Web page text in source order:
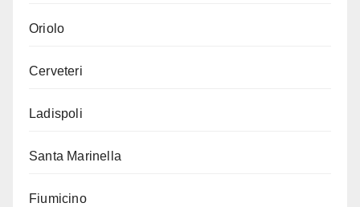
Oriolo
Cerveteri
Ladispoli
Santa Marinella
Fiumicino